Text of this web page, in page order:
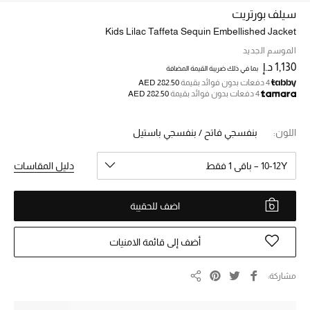
خصم حتى 70%
تسوقوا الآن
ما وصلنا حديثاً
ما وصلنا حديثاً
الموسم الجديد
النساء
الحقائب النسائية
أحذية النسائية
سيلف بورتريت
Kids Lilac Taffeta Sequin Embellished Jacket
الموسم الجديد
1,130 د.إ بما في ذلك ضريبة القيمة المضافة
4 دفعات بدون فوائد بقيمة
AED 282.50
4 دفعات بدون فوائد بقيمة
AED 282.50
اللون: بنفسجي فاتح / بنفسجي باستيل
10-12Y – باقي 1 فقط دليل المقاسات
اضف للحقيبة
أضف إلى قائمة الامنيات
مشاركة